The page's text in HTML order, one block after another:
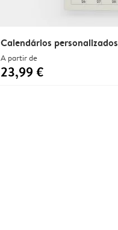
Calendários personalizados
A partir de
23,99 €